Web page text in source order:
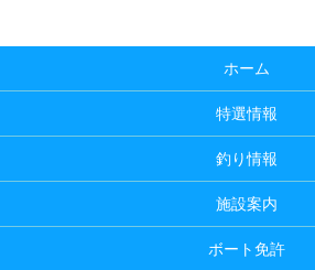
ホーム
特選情報
釣り情報
施設案内
ボート免許